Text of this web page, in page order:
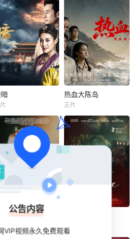
破暗
大康太师闻宇阳宴
请皇上义子神策府
神威将军冷啸天，
席间告知他一个消
息，刚刚继任北疆
刺客暗杀，大康名
医李长生父子卷入
其中，不日将斩
首。冷啸天自幼在
曾对他有过救命之
热血大陈岛
曹阳明珠
一群怀揣理想的青
年，毅然告别亲
人、远离故土，登
陈岛。在极端艰苦
的环境中，以“有一
百个困难就解决一
热血大陈岛
正片
社会契约
西恩·奥斯汀
会契约 欢迎回家，宝贝
正片
公告内容
VIP视频永久免费观看